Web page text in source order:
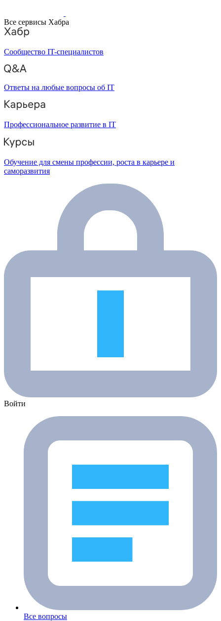
Все сервисы Хабра
Сообщество IT-специалистов
Ответы на любые вопросы об IT
Профессиональное развитие в IT
Обучение для смены профессии, роста в карьере и
саморазвития
Войти
Все вопросы